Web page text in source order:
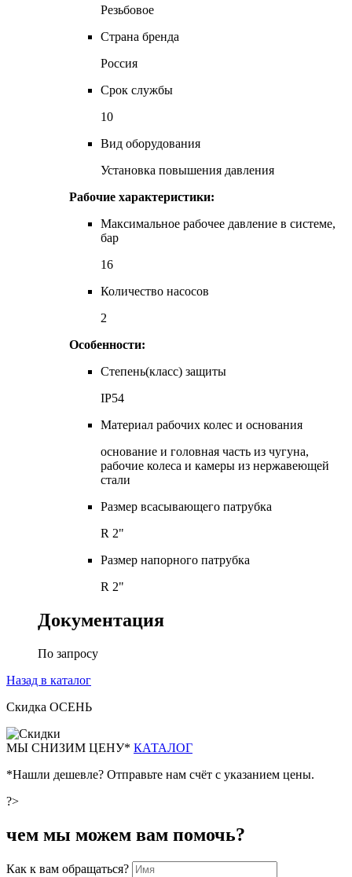
Резьбовое
Страна бренда
Россия
Срок службы
10
Вид оборудования
Установка повышения давления
Рабочие характеристики:
Максимальное рабочее давление в системе,
бар
16
Количество насосов
2
Особенности:
Степень(класс) защиты
IP54
Материал рабочих колес и основания
основание и головная часть из чугуна,
рабочие колеса и камеры из нержавеющей
стали
Размер всасывающего патрубка
R 2"
Размер напорного патрубка
R 2"
Документация
По запросу
Назад в каталог
Скидка ОСЕНЬ
МЫ СНИЗИМ ЦЕНУ* КАТАЛОГ
*Нашли дешевле? Отправьте нам счёт с указанием цены.
?>
чем мы можем вам помочь?
Как к вам обращаться?